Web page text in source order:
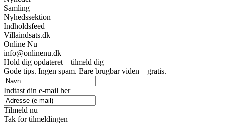
Samling
Nyhedssektion
Indholdsfeed
Villaindsats.dk
Online Nu
info@onlinenu.dk
Hold dig opdateret – tilmeld dig
Gode tips. Ingen spam. Bare brugbar viden – gratis.
Indtast din e-mail her
Tilmeld nu
Tak for tilmeldingen